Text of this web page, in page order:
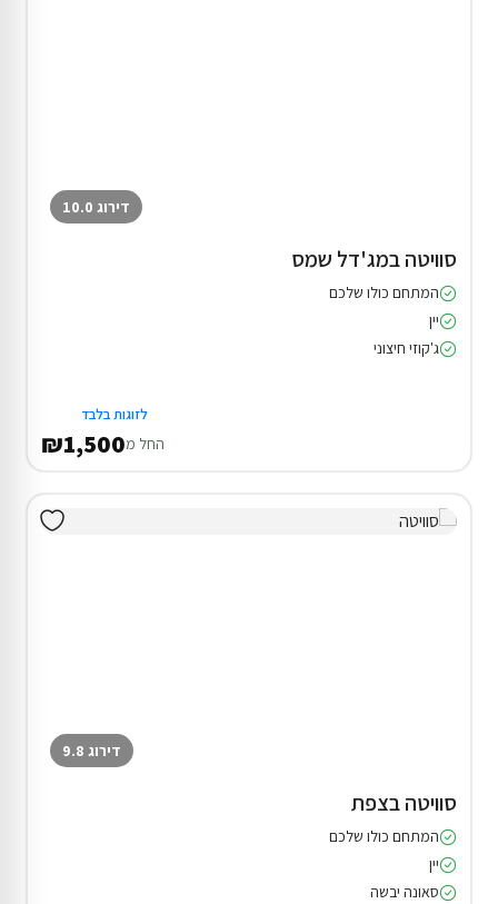
דירוג 10.0
סוויטה במג'דל שמס
המתחם כולו שלכם
יין
ג'קוזי חיצוני
לזוגות בלבד
החל מ₪1,500
דירוג 9.8
סוויטה בצפת
המתחם כולו שלכם
יין
סאונה יבשה